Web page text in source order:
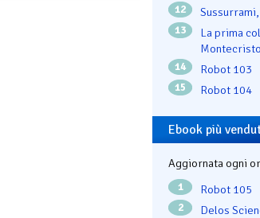
12
13
La prima
14 Robot 103
15 Robot 104
Ebook più
Aggiornata ogni
1 Robot 105
2 Delos